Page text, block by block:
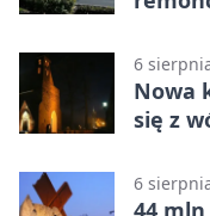
6
Nowa
się z
6
44 mln